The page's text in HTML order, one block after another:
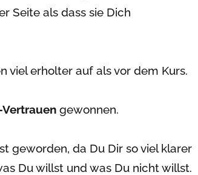
Seite als dass sie Dich
viel erholter auf als vor dem Kurs.
gewonnen.
geworden, da Du Dir so viel klarer
Du willst und was Du nicht willst.